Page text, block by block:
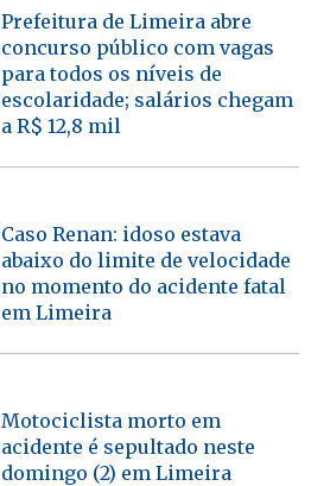
Prefeitura de Limeira abre
concurso público com vagas
para todos os níveis de
escolaridade; salários chegam
a R$ 12,8 mil
Caso Renan: idoso estava
abaixo do limite de velocidade
no momento do acidente fatal
em Limeira
Motociclista morto em
acidente é sepultado neste
domingo (2) em Limeira